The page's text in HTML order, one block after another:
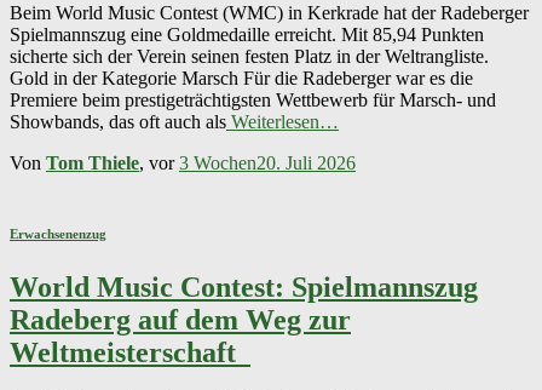
Beim World Music Contest (WMC) in Kerkrade hat der Radeberger
Spielmannszug eine Goldmedaille erreicht. Mit 85,94 Punkten
sicherte sich der Verein seinen festen Platz in der Weltrangliste.
Gold in der Kategorie Marsch Für die Radeberger war es die
Premiere beim prestigeträchtigsten Wettbewerb für Marsch- und
Showbands, das oft auch als Weiterlesen…
Von Tom Thiele, vor3 Wochen20. Juli 2026
Erwachsenenzug
World Music Contest: Spielmannszug
Radeberg auf dem Weg zur
Weltmeisterschaft